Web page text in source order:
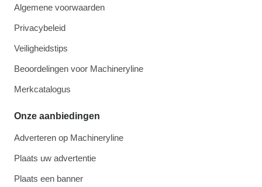
Algemene voorwaarden
Privacybeleid
Veiligheidstips
Beoordelingen voor Machineryline
Merkcatalogus
Onze aanbiedingen
Adverteren op Machineryline
Plaats uw advertentie
Plaats een banner